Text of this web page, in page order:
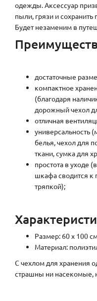
одежды. Аксессуар
пыли, грязи и
Будет незаменим в
достаточные
компактное
(благодаря
дорожный чехол
отличная
универсальность
белья, чехол для
ткани, сумка для
простота в уходе
шкафа сводится
тряпкой);
Размер: 60 х 100
Материал:
С чехлом для хранения
страшны ни насекомые,